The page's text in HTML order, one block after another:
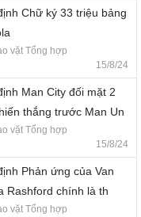
Chữ ký 33 triệu bảng
vặt Tổng hợp
15/8/24
Man City đối mặt 2
thắng trước Man Un
vặt Tổng hợp
15/8/24
Phản ứng của Van
Rashford chính là th
vặt Tổng hợp